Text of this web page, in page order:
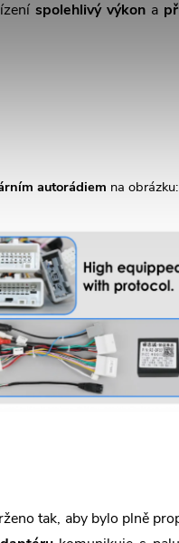
spolehlivý výkon a
autorádiem na obrázku:
tak, aby bylo plně